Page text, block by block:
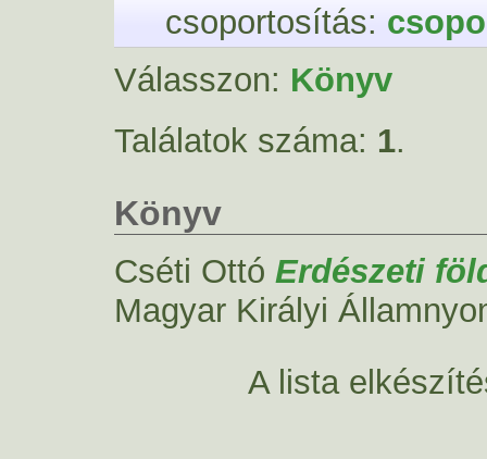
csoportosítás:
Válasszon: Könyv
Találatok száma: 1.
Könyv
Cséti Ottó Erdészeti
Magyar Királyi
A lista